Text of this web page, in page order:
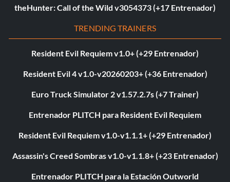
theHunter: Call of the Wild v3054373 (+17 Entrenador)
TRENDING TRAINERS
Resident Evil Requiem v1.0+ (+29 Entrenador)
Resident Evil 4 v1.0-v20260203+ (+36 Entrenador)
Euro Truck Simulator 2 v1.57.2.7s (+7 Trainer)
Entrenador PLITCH para Resident Evil Requiem
Resident Evil Requiem v1.0-v1.1.1+ (+29 Entrenador)
Assassin's Creed Sombras v1.0-v1.1.8+ (+23 Entrenador)
Entrenador PLITCH para la Estación Outworld